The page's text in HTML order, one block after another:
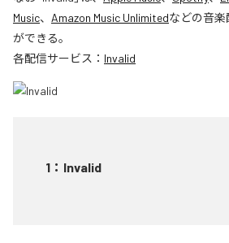
Music、 Amazon Music Unlimitedなどの音
ができる。
各配信サービス： Invalid
1 ： Invalid